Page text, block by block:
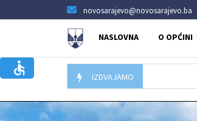
novosarajevo@novosarajevo.ba
NASLOVNA O OPĆINI
IZDVAJAMO